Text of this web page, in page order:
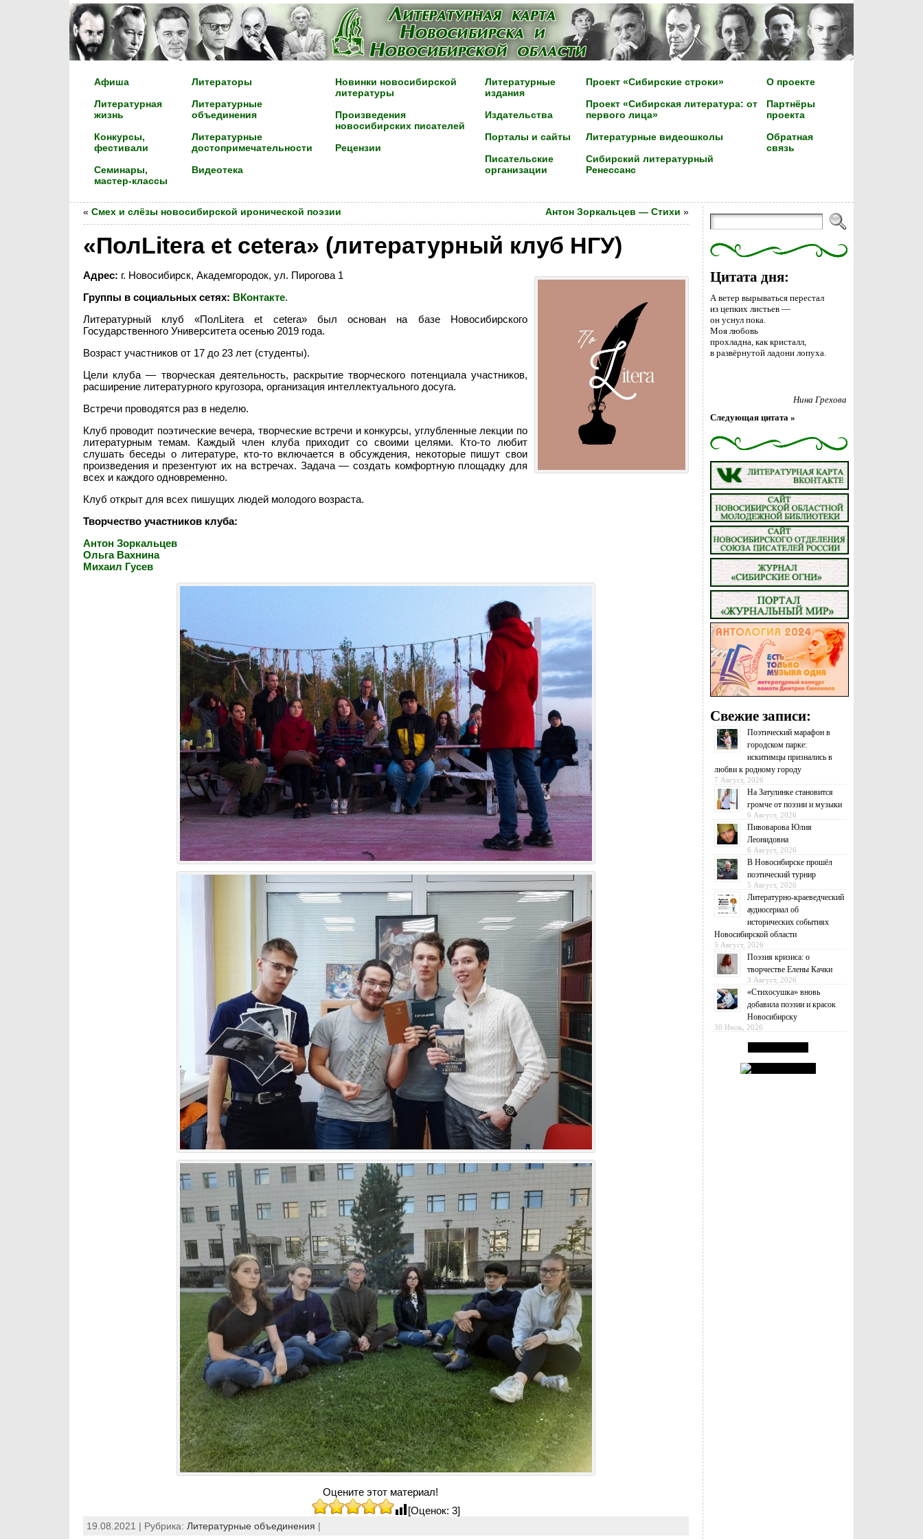
Афиша
Литературная
жизнь
Конкурсы,
фестивали
Семинары,
мастер-классы
Литераторы
Литературные
объединения
Литературные
достопримечательности
Видеотека
Новинки новосибирской
литературы
Произведения
новосибирских писателей
Рецензии
Литературные
издания
Издательства
Порталы и сайты
Писательские
организации
Проект «Сибирские строки»
Проект «Сибирская литература: от
первого лица»
Литературные видеошколы
Сибирский литературный
Ренессанс
О проекте
Партнёры
проекта
Обратная
связь
« Смех и слёзы новосибирской иронической поэзии Антон Зоркальцев — Стихи »
«ПолLitera et cetera» (литературный клуб НГУ)
Адрес: г. Новосибирск, Академгородок, ул. Пирогова 1
Группы в социальных сетях: ВКонтакте.
Литературный клуб «ПолLitera et cetera» был основан на базе Новосибирского
Государственного Университета осенью 2019 года.
Возраст участников от 17 до 23 лет (студенты).
Цели клуба — творческая деятельность, раскрытие творческого потенциала участников,
расширение литературного кругозора, организация интеллектуального досуга.
Встречи проводятся раз в неделю.
Клуб проводит поэтические вечера, творческие встречи и конкурсы, углубленные лекции по
литературным темам. Каждый член клуба приходит со своими целями. Кто-то любит
слушать беседы о литературе, кто-то включается в обсуждения, некоторые пишут свои
произведения и презентуют их на встречах. Задача — создать комфортную площадку для
всех и каждого одновременно.
Клуб открыт для всех пишущих людей молодого возраста.
Творчество участников клуба:
Антон Зоркальцев
Ольга Вахнина
Михаил Гусев
Оцените этот материал!
[Оценок: 3]
19.08.2021 | Рубрика: Литературные объединения |
Цитата дня:
А ветер вырываться перестал
из цепких листьев —
он уснул пока.
Моя любовь
прохладна, как кристалл,
в развёрнутой ладони лопуха.
Нина Грехова
Следующая цитата »
Свежие записи:
Поэтический марафон в
городском парке:
искитимцы признались в
любви к родному городу
7 Август, 2026
На Затулинке становится
громче от поэзии и музыки
6 Август, 2026
Пивоварова Юлия
Леонидовна
6 Август, 2026
В Новосибирске прошёл
поэтический турнир
5 Август, 2026
Литературно-краеведческий
аудиосериал об
исторических событиях
Новосибирской области
5 Август, 2026
Поэзия кризиса: о
творчестве Елены Качки
3 Август, 2026
«Стихосушка» вновь
добавила поэзии и красок
Новосибирску
30 Июль, 2026